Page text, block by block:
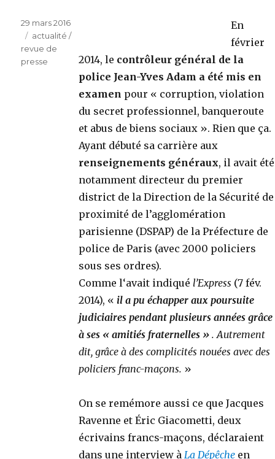
En
février
2014, le contrôleur général de la
police Jean-Yves Adam a été mis en
examen pour « corruption, violation
du secret professionnel, banqueroute
et abus de biens sociaux ». Rien que ça.
Ayant débuté sa carrière aux
renseignements généraux, il avait été
notamment directeur du premier
district de la Direction de la Sécurité de
proximité de l’agglomération
parisienne (DSPAP) de la Préfecture de
police de Paris (avec 2000 policiers
sous ses ordres).
Comme l‘avait indiqué l’Express (7 fév.
2014), « il a pu échapper aux poursuite
judiciaires pendant plusieurs années grâce
à ses « amitiés fraternelles » . Autrement
dit, grâce à des complicités nouées avec des
policiers franc-maçons. »
On se remémore aussi ce que Jacques
Ravenne et Éric Giacometti, deux
écrivains francs-maçons, déclaraient
dans une interview à La Dépêche en
Publié
le
29 mars 2016
Catégories
actualité /
revue de
presse